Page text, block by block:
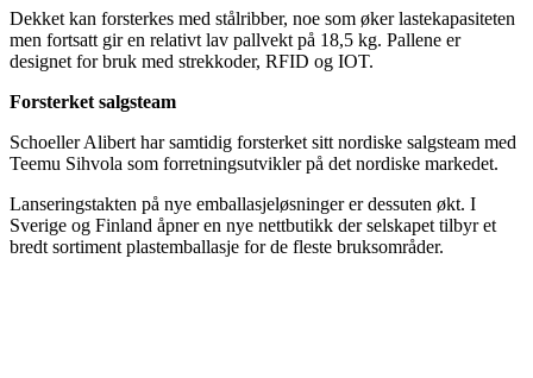
Dekket kan forsterkes med stålribber, noe som øker lastekapasiteten
men fortsatt gir en relativt lav pallvekt på 18,5 kg. Pallene er
designet for bruk med strekkoder, RFID og IOT.
Forsterket salgsteam
Schoeller Alibert har samtidig forsterket sitt nordiske salgsteam med
Teemu Sihvola som forretningsutvikler på det nordiske markedet.
Lanseringstakten på nye emballasjeløsninger er dessuten økt. I
Sverige og Finland åpner en nye nettbutikk der selskapet tilbyr et
bredt sortiment plastemballasje for de fleste bruksområder.